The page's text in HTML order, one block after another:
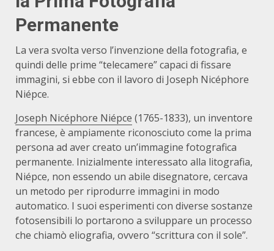
Permanente
La vera svolta verso l’invenzione della fotografia, e
quindi delle prime “telecamere” capaci di fissare
immagini, si ebbe con il lavoro di Joseph Nicéphore
Niépce.
Joseph Nicéphore Niépce (1765-1833), un inventore
francese, è ampiamente riconosciuto come la prima
persona ad aver creato un’immagine fotografica
permanente. Inizialmente interessato alla litografia,
Niépce, non essendo un abile disegnatore, cercava
un metodo per riprodurre immagini in modo
automatico. I suoi esperimenti con diverse sostanze
fotosensibili lo portarono a sviluppare un processo
che chiamò eliografia, ovvero “scrittura con il sole”.